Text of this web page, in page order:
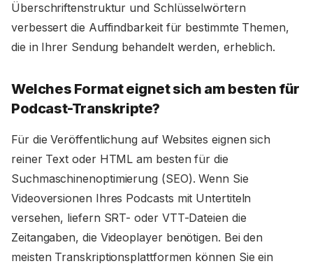
Überschriftenstruktur und Schlüsselwörtern
verbessert die Auffindbarkeit für bestimmte Themen,
die in Ihrer Sendung behandelt werden, erheblich.
Welches Format eignet sich am besten für
Podcast-Transkripte?
Für die Veröffentlichung auf Websites eignen sich
reiner Text oder HTML am besten für die
Suchmaschinenoptimierung (SEO). Wenn Sie
Videoversionen Ihres Podcasts mit Untertiteln
versehen, liefern SRT- oder VTT-Dateien die
Zeitangaben, die Videoplayer benötigen. Bei den
meisten Transkriptionsplattformen können Sie ein